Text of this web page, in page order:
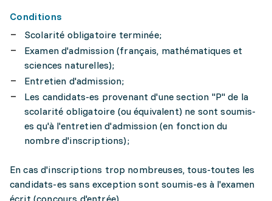
Conditions
Scolarité obligatoire terminée;
Examen d'admission (français, mathématiques et
sciences naturelles);
Entretien d'admission;
Les candidats-es provenant d'une section "P" de la
scolarité obligatoire (ou équivalent) ne sont soumis-
es qu'à l'entretien d'admission (en fonction du
nombre d'inscriptions);
En cas d'inscriptions trop nombreuses, tous-toutes les
candidats-es sans exception sont soumis-es à l'examen
écrit (concours d'entrée).